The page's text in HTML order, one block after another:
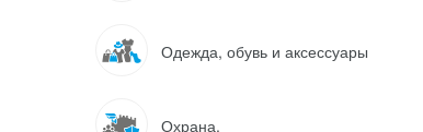
Одежда, обувь и аксессуары
Охрана.